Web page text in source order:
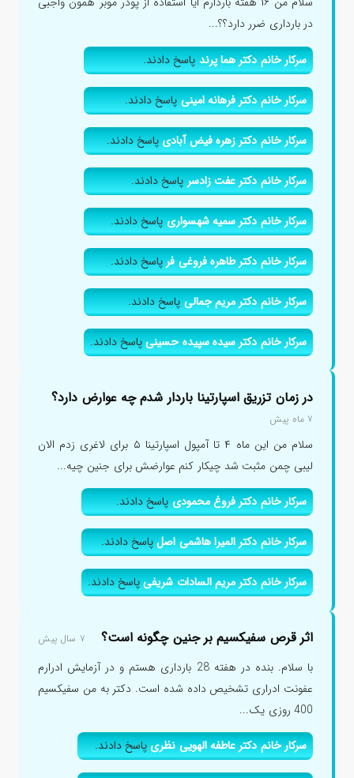
در بارداری ضرر دارد؟؟...
سرکار خانم دکتر هما پرندپاسخ دادند.
سرکار خانم دکتر فرهانه امینیپاسخ دادند.
سرکار خانم دکتر زهره فیض آبادیپاسخ دادند.
سرکار خانم دکتر عفت زادسرپاسخ دادند.
سرکار خانم دکتر سمیه شهسواریپاسخ دادند.
سرکار خانم دکتر طاهره فروغی فرپاسخ دادند.
سرکار خانم دکتر مریم جمالیپاسخ دادند.
سرکار خانم دکتر سیده سپیده حسینیپاسخ دادند.
در زمان تزریق اسپارتینا باردار شدم چه عوارض دارد؟
۷ ماه پیش
سلام من این ماه ۴ تا آمپول اسپارتینا ۵ برای لاغری زدم الان
لیبی چمن مثبت شد چیکار کنم عوارضش برای جنین چیه...
سرکار خانم دکتر فروغ محمودیپاسخ دادند.
سرکار خانم دکتر المیرا هاشمی اصلپاسخ دادند.
سرکار خانم دکتر مریم السادات شریفیپاسخ دادند.
اثر قرص سفیکسیم بر جنین چگونه است؟ ۷ سال پیش
با سلام. بنده در هفته 28 بارداری هستم و در آزمایش ادرارم
عفونت ادراری تشخیص داده شده است. دکتر به من سفیکسیم
400 روزی یک...
سرکار خانم دکتر عاطفه الهویی نظریپاسخ دادند.